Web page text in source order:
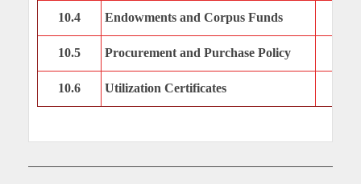
10.4 Endowments and Corpus Funds
10.5 Procurement and Purchase Policy
10.6 Utilization Certificates